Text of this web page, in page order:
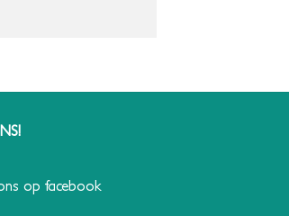
op facebook